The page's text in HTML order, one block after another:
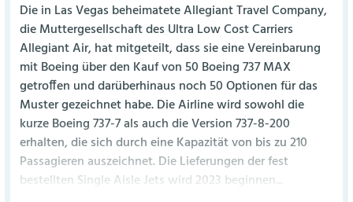
Die in Las Vegas beheimatete Allegiant Travel Company,
die Muttergesellschaft des Ultra Low Cost Carriers
Allegiant Air, hat mitgeteilt, dass sie eine Vereinbarung
mit Boeing über den Kauf von 50 Boeing 737 MAX
getroffen und darüberhinaus noch 50 Optionen für das
Muster gezeichnet habe. Die Airline wird sowohl die
kurze Boeing 737-7 als auch die Version 737-8-200
erhalten, die sich durch eine Kapazität von bis zu 210
Passagieren auszeichnet. Die Lieferungen der fest
bestellten Single Aisle Jets wird 2023 beginnen...